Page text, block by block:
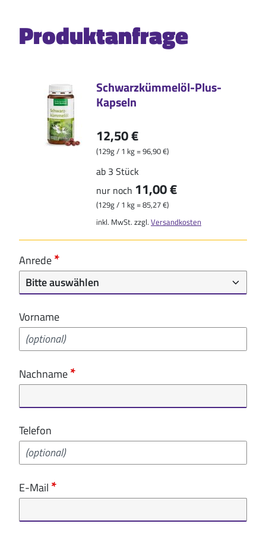
Produktanfrage
Schwarzkümmelöl-Plus-
Kapseln
12,50 €
(129g / 1 kg = 96,90 €)
ab 3 Stück
nur noch 11,00 €
(129g / 1 kg = 85,27 €)
inkl. MwSt. zzgl. Versandkosten
Anrede
Vorname
Nachname
Telefon
E-Mail